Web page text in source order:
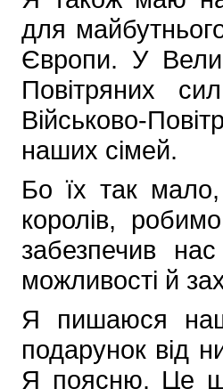
для
Європи. У
Повітряних
Військово-
наших сімей.
Бо їх так
королів,
забезпечив
можливості й
Я пишаюся
подарунок від
Я поясню. Це